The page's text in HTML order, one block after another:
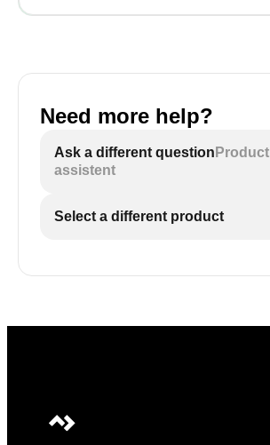
Need more help?
Ask a different question Product
assistent
Select a different product